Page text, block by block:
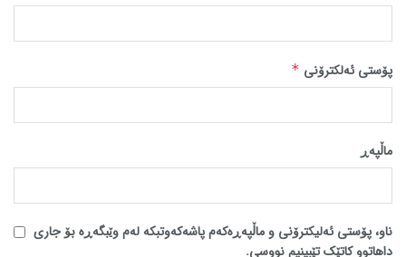
پۆستی ئەلکترۆنی *
ماڵپه‌ڕ
ناو، پۆستی ئەلیکترۆنی و ماڵپەڕەکەم پاشەکەوتبکە لەم وێبگەڕە بۆ جاری
داهاتوو کاتێک تێبینیم نووسی.